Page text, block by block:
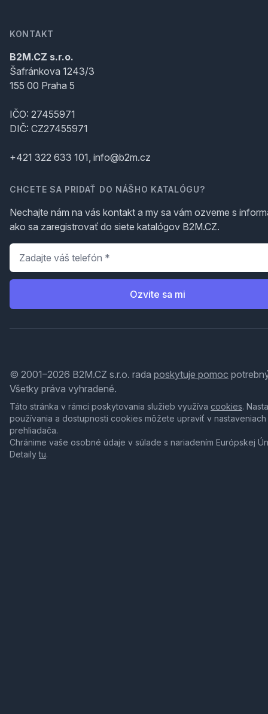
KONTAKT
B2M.CZ s.r.o.
Šafránkova 1243/3
155 00 Praha 5
IČO: 27455971
DIČ: CZ27455971
+421 322 633 101, info@b2m.cz
CHCETE SA PRIDAŤ DO NÁŠHO KATALÓGU?
Nechajte nám na vás kontakt a my sa vám ozveme s
ako sa zaregistrovať do siete katalógov B2M.CZ.
Telefón
Ozvite sa mi
© 2001–2026 B2M.CZ s.r.o. rada poskytuje pomoc
Všetky práva vyhradené.
Táto stránka v rámci poskytovania služieb využíva cookies.
používania a dostupnosti cookies môžete upraviť v nastaveniach
prehliadača.
Chránime vaše osobné údaje v súlade s nariadením Európskej
Detailytu.